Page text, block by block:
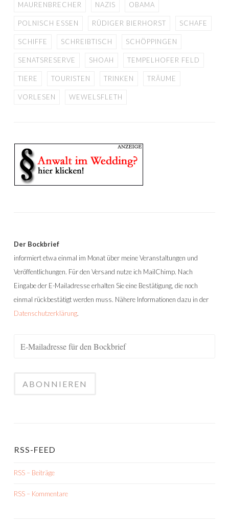
MAURENBRECHER NAZIS OBAMA
POLNISCH ESSEN RÜDIGER BIERHORST SCHAFE
SCHIFFE SCHREIBTISCH SCHÖPPINGEN
SENATSRESERVE SHOAH TEMPELHOFER FELD
TIERE TOURISTEN TRINKEN TRÄUME
VORLESEN WEWELSFLETH
Der Bockbrief
informiert etwa einmal im Monat über meine Veranstaltungen und
Veröffentlichungen. Für den Versand nutze ich MailChimp. Nach
Eingabe der E-Mailadresse erhalten Sie eine Bestätigung, die noch
einmal rückbestätigt werden muss. Nähere Informationen dazu in der
Datenschutzerklärung.
RSS-FEED
RSS – Beiträge
RSS – Kommentare